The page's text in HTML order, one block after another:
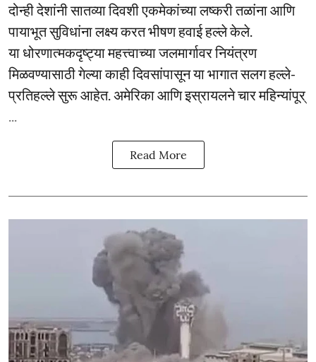
दोन्ही देशांनी सातव्या दिवशी एकमेकांच्या लष्करी तळांना आणि
पायाभूत सुविधांना लक्ष्य करत भीषण हवाई हल्ले केले.
या धोरणात्मकदृष्ट्या महत्त्वाच्या जलमार्गावर नियंत्रण
मिळवण्यासाठी गेल्या काही दिवसांपासून या भागात सलग हल्ले-
प्रतिहल्ले सुरू आहेत. अमेरिका आणि इस्रायलने चार महिन्यांपूर्
Read More